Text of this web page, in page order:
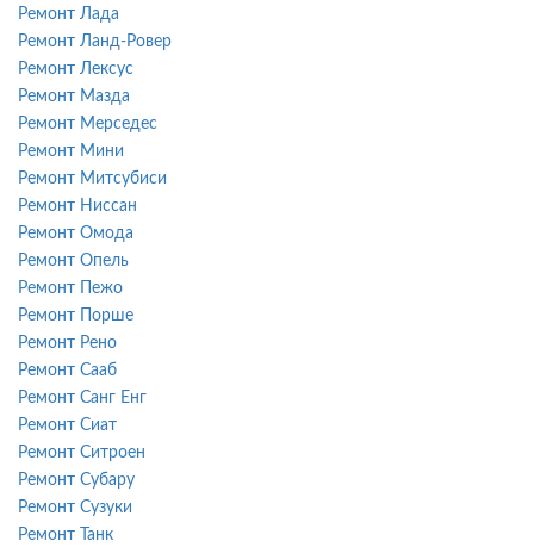
Ремонт Лада
Ремонт Ланд-Ровер
Ремонт Лексус
Ремонт Мазда
Ремонт Мерседес
Ремонт Мини
Ремонт Митсубиси
Ремонт Ниссан
Ремонт Омода
Ремонт Опель
Ремонт Пежо
Ремонт Порше
Ремонт Рено
Ремонт Сааб
Ремонт Санг Енг
Ремонт Сиат
Ремонт Ситроен
Ремонт Субару
Ремонт Сузуки
Ремонт Танк